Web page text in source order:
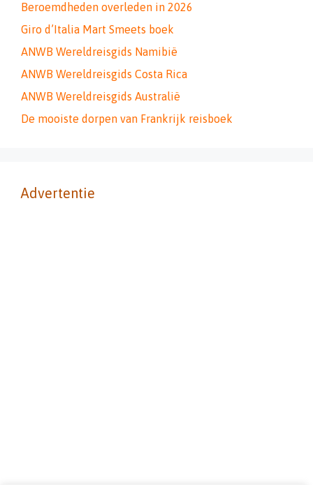
Beroemdheden overleden in 2026
Giro d’Italia Mart Smeets boek
ANWB Wereldreisgids Namibië
ANWB Wereldreisgids Costa Rica
ANWB Wereldreisgids Australië
De mooiste dorpen van Frankrijk reisboek
Advertentie